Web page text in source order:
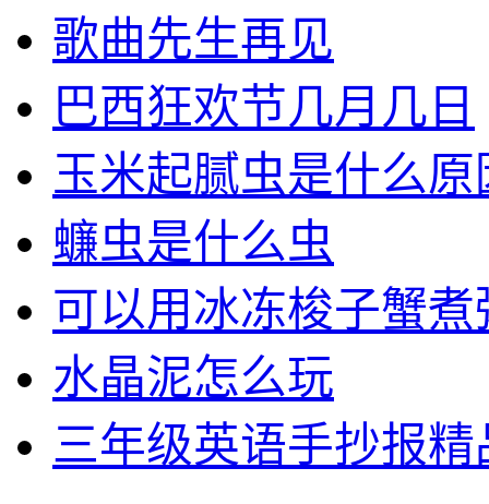
歌曲先生再见
巴西狂欢节几月几日
玉米起腻虫是什么原
蠊虫是什么虫
可以用冰冻梭子蟹煮
水晶泥怎么玩
三年级英语手抄报精